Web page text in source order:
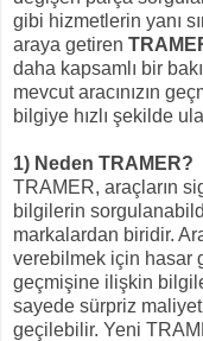
gibi hizmetlerin yanı
araya getiren
daha kapsamlı bir
mevcut aracınızın
bilgiye hızlı şekilde
1) Neden TRAMER?
TRAMER, araçların
bilgilerin
markalardan biridir.
verebilmek için hasar
geçmişine ilişkin
sayede sürpriz
geçilebilir. Yeni